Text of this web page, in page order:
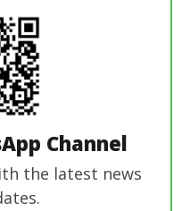
Channel
the latest news